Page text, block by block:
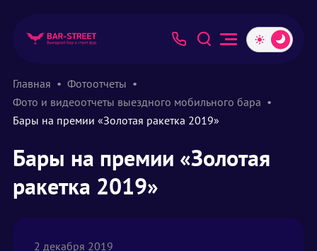
Главная
Фотоотчеты
Фото и видеоотчеты выездного мобильного бара
Бары на премии «Золотая ракетка 2019»
Бары на премии «Золотая
ракетка 2019»
2 декабря 2019